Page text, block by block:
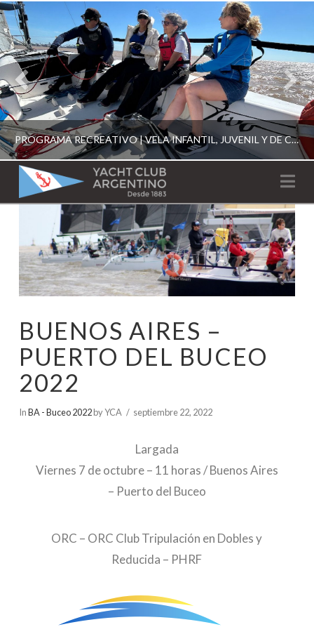
PROGRAMA RECREATIVO | VELA INFANTIL, JUVENIL Y DE CRUCERO 2026
YCA
ESCUELA RECREATIVA 2026
YACHT
CLUB
ARGENTINO
BUENOS AIRES –
PUERTO DEL BUCEO
2022
InBA - Buceo 2022by YCA septiembre 22, 2022
Largada
Viernes 7 de octubre – 11 horas / Buenos Aires
– Puerto del Buceo
ORC – ORC Club Tripulación en Dobles y
Reducida – PHRF